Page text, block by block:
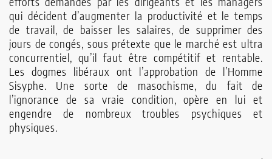
qui décident d’augmenter la productivité et le temps
de travail, de baisser les salaires, de supprimer des
jours de congés, sous prétexte que le marché est ultra
concurrentiel, qu’il faut être compétitif et rentable.
Les dogmes libéraux ont l’approbation de l’Homme
Sisyphe. Une sorte de masochisme, du fait de
l’ignorance de sa vraie condition, opère en lui et
engendre de nombreux troubles psychiques et
physiques.